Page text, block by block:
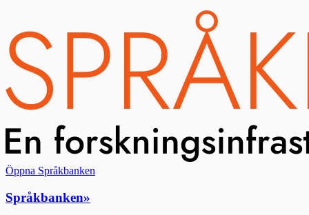
Öppna Språkbanken
Språkbanken»